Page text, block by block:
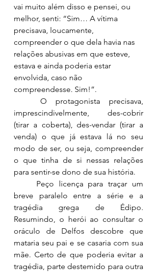
vai muito além disso e pensei, ou
melhor, senti: “Sim… A vítima
precisava, loucamente,
compreender o que dela havia nas
relações abusivas em que esteve,
estava e ainda poderia estar
envolvida, caso não
compreendesse. Sim!”.
imprescindivelmente, des-cobrir
(tirar a coberta), des-vendar (tirar a
venda) o que já estava lá no seu
modo de ser, ou seja, compreender
o que tinha de si nessas relações
para sentir-se dono de sua história.
breve paralelo entre a série e a
tragédia grega de Édipo.
Resumindo, o herói ao consultar o
oráculo de Delfos descobre que
mataria seu pai e se casaria com sua
mãe. Certo de que poderia evitar a
tragédia, parte destemido para outra